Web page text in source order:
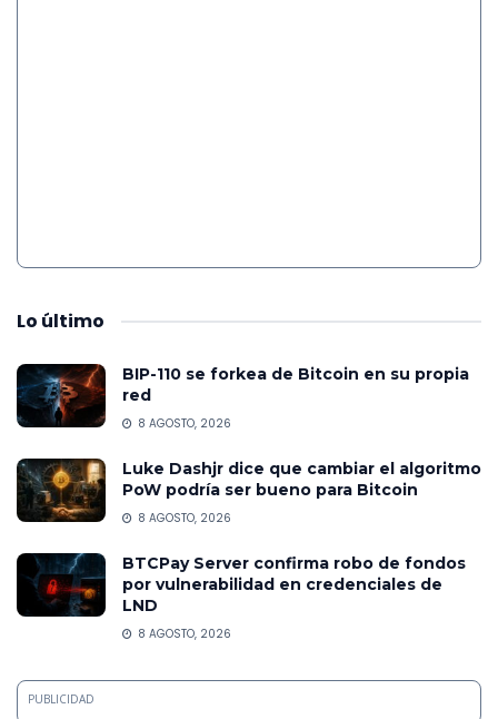
Lo último
BIP-110 se forkea de Bitcoin en su propia
red
8 AGOSTO, 2026
Luke Dashjr dice que cambiar el algoritmo
PoW podría ser bueno para Bitcoin
8 AGOSTO, 2026
BTCPay Server confirma robo de fondos
por vulnerabilidad en credenciales de
LND
8 AGOSTO, 2026
PUBLICIDAD